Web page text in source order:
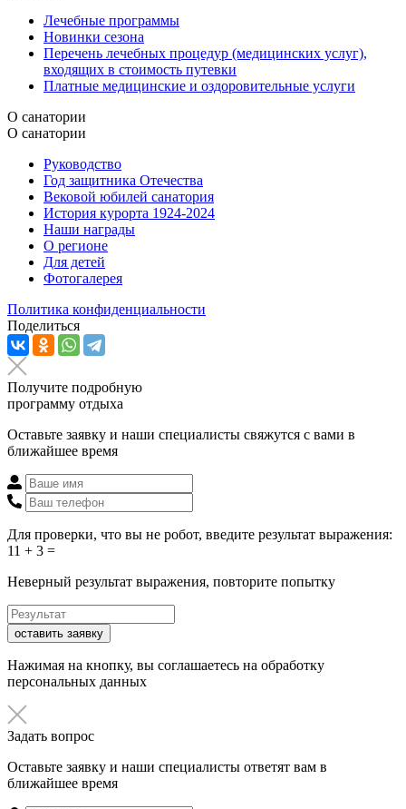
Лечебные программы
Новинки сезона
Перечень лечебных процедур (медицинских услуг),
входящих в стоимость путевки
Платные медицинские и оздоровительные услуги
О санатории
О санатории
Руководство
Год защитника Отечества
Вековой юбилей санатория
История курорта 1924-2024
Наши награды
О регионе
Для детей
Фотогалерея
Политика конфиденциальности
Поделиться
Получите подробную
программу отдыха
Оставьте заявку и наши специалисты свяжутся с вами в
ближайшее время
Для проверки, что вы не робот, введите результат выражения:
11 + 3 =
Неверный результат выражения, повторите попытку
оставить заявку
Нажимая на кнопку, вы соглашаетесь на обработку
персональных данных
Задать вопрос
Оставьте заявку и наши специалисты ответят вам в
ближайшее время